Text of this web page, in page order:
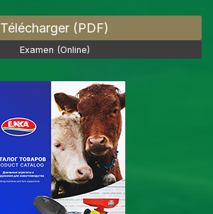
Télécharger (PDF)
Examen (Online)